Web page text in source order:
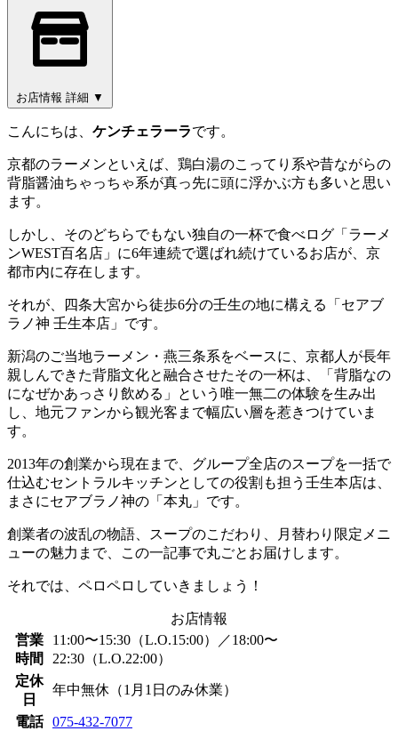
お店情報 詳細 ▼
こんにちは、 ケンチェラーラです。
京都のラーメンといえば、鶏白湯のこってり系や昔ながらの
背脂醤油ちゃっちゃ系が真っ先に頭に浮かぶ方も多いと思い
ます。
しかし、そのどちらでもない独自の一杯で食べログ「ラーメ
ンWEST百名店」に6年連続で選ばれ続けているお店が、京
都市内に存在します。
それが、四条大宮から徒歩6分の壬生の地に構える「セアブ
ラノ神 壬生本店」です。
新潟のご当地ラーメン・燕三条系をベースに、京都人が長年
親しんできた背脂文化と融合させたその一杯は、「背脂なの
になぜかあっさり飲める」という唯一無二の体験を生み出
し、地元ファンから観光客まで幅広い層を惹きつけていま
す。
2013年の創業から現在まで、グループ全店のスープを一括で
仕込むセントラルキッチンとしての役割も担う壬生本店は、
まさにセアブラノ神の「本丸」です。
創業者の波乱の物語、スープのこだわり、月替わり限定メニ
ューの魅力まで、この一記事で丸ごとお届けします。
それでは、ペロペロしていきましょう！
お店情報
営業
時間
11:00〜15:30（L.O.15:00）／18:00〜
22:30（L.O.22:00）
定休
日
年中無休（1月1日のみ休業）
電話 075-432-7077